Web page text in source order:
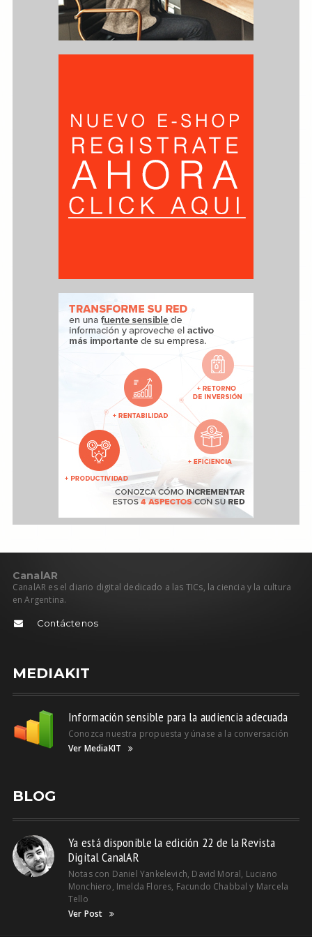
CanalAR
CanalAR es el diario digital dedicado a las TICs, la ciencia y la cultura
en Argentina.
Contáctenos
MEDIAKIT
Información sensible para la audiencia adecuada
Conozca nuestra propuesta y únase a la conversación
Ver MediaKIT
BLOG
Ya está disponible la edición 22 de la Revista
Digital CanalAR
Notas con Daniel Yankelevich, David Moral, Luciano
Monchiero, Imelda Flores, Facundo Chabbal y Marcela
Tello
Ver Post